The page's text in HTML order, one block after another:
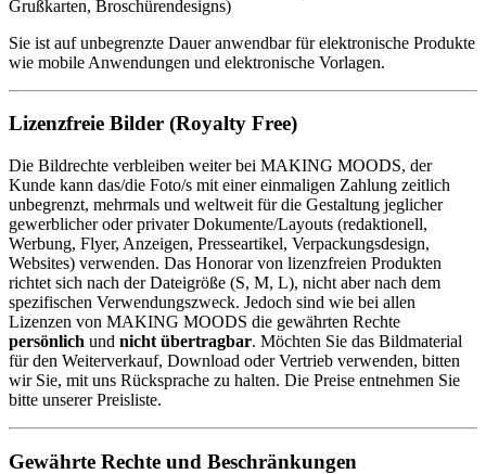
Grußkarten, Broschürendesigns)
Sie ist auf unbegrenzte Dauer anwendbar für elektronische Produkte
wie mobile Anwendungen und elektronische Vorlagen.
Lizenzfreie Bilder (Royalty Free)
Die Bildrechte verbleiben weiter bei MAKING MOODS, der
Kunde kann das/die Foto/s mit einer einmaligen Zahlung zeitlich
unbegrenzt, mehrmals und weltweit für die Gestaltung jeglicher
gewerblicher oder privater Dokumente/Layouts (redaktionell,
Werbung, Flyer, Anzeigen, Presseartikel, Verpackungsdesign,
Websites) verwenden. Das Honorar von lizenzfreien Produkten
richtet sich nach der Dateigröße (S, M, L), nicht aber nach dem
spezifischen Verwendungszweck. Jedoch sind wie bei allen
Lizenzen von MAKING MOODS die gewährten Rechte
persönlich und nicht übertragbar. Möchten Sie das Bildmaterial
für den Weiterverkauf, Download oder Vertrieb verwenden, bitten
wir Sie, mit uns Rücksprache zu halten. Die Preise entnehmen Sie
bitte unserer Preisliste.
Gewährte Rechte und Beschränkungen